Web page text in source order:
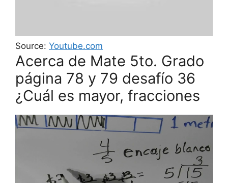
Source: Youtube.com
Acerca de Mate 5to. Grado
página 78 y 79 desafío 36
¿Cuál es mayor, fracciones